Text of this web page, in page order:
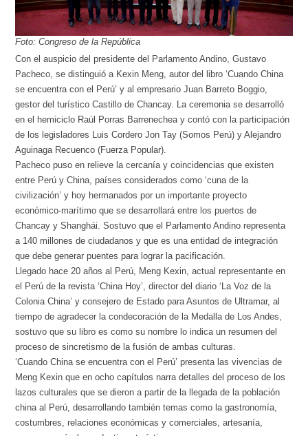
Foto: Congreso de la República
Con el auspicio del presidente del Parlamento Andino, Gustavo
Pacheco, se distinguió a Kexin Meng, autor del libro ‘Cuando China
se encuentra con el Perú’ y al empresario Juan Barreto Boggio,
gestor del turístico Castillo de Chancay. La ceremonia se desarrolló
en el hemiciclo Raúl Porras Barrenechea y contó con la participación
de los legisladores Luis Cordero Jon Tay (Somos Perú) y Alejandro
Aguinaga Recuenco (Fuerza Popular).
Pacheco puso en relieve la cercanía y coincidencias que existen
entre Perú y China, países considerados como ‘cuna de la
civilización’ y hoy hermanados por un importante proyecto
económico-marítimo que se desarrollará entre los puertos de
Chancay y Shanghái. Sostuvo que el Parlamento Andino representa
a 140 millones de ciudadanos y que es una entidad de integración
que debe generar puentes para lograr la pacificación.
Llegado hace 20 años al Perú, Meng Kexin, actual representante en
el Perú de la revista ‘China Hoy’, director del diario ‘La Voz de la
Colonia China’ y consejero de Estado para Asuntos de Ultramar, al
tiempo de agradecer la condecoración de la Medalla de Los Andes,
sostuvo que su libro es como su nombre lo indica un resumen del
proceso de sincretismo de la fusión de ambas culturas.
‘Cuando China se encuentra con el Perú’ presenta las vivencias de
Meng Kexin que en ocho capítulos narra detalles del proceso de los
lazos culturales que se dieron a partir de la llegada de la población
china al Perú, desarrollando también temas como la gastronomía,
costumbres, relaciones económicas y comerciales, artesanía,